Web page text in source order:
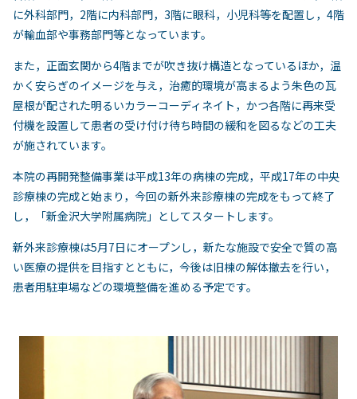
に外科部門，2階に内科部門，3階に眼科，小児科等を配置し，4階
が輸血部や事務部門等となっています。
また，正面玄関から4階までが吹き抜け構造となっているほか，温
かく安らぎのイメージを与え，治癒的環境が高まるよう朱色の瓦
屋根が配された明るいカラーコーディネイト，かつ各階に再来受
付機を設置して患者の受け付け待ち時間の緩和を図るなどの工夫
が施されています。
本院の再開発整備事業は平成13年の病棟の完成，平成17年の中央
診療棟の完成と始まり，今回の新外来診療棟の完成をもって終了
し，「新金沢大学附属病院」としてスタートします。
新外来診療棟は5月7日にオープンし，新たな施設で安全で質の高
い医療の提供を目指すとともに，今後は旧棟の解体撤去を行い，
患者用駐車場などの環境整備を進める予定です。